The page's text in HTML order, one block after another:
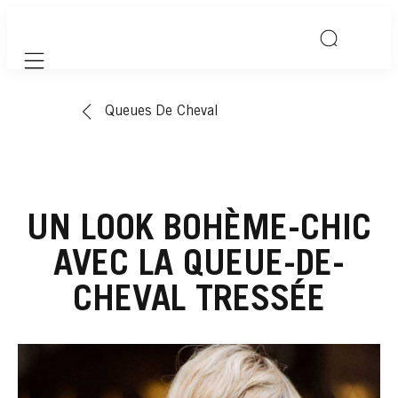
Mobile navigation
Queues De Cheval
UN LOOK BOHÈME-CHIC
AVEC LA QUEUE-DE-
CHEVAL TRESSÉE